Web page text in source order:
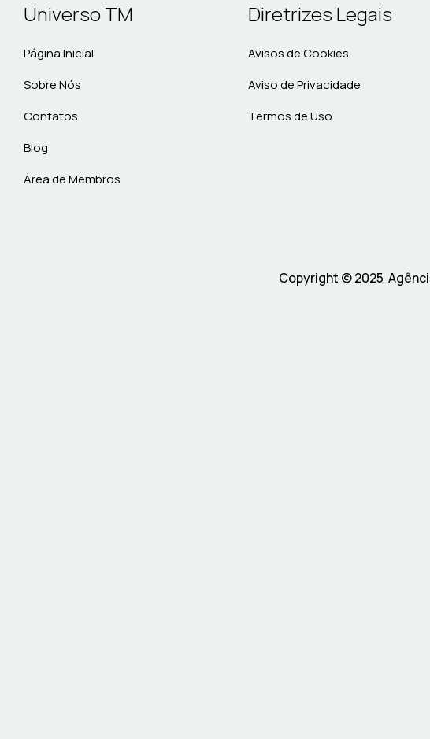
Universo TM
Página Inicial
Sobre Nós
Contatos
Blog
Área de Membros
Diretrizes Legais
Avisos de Cookies
Aviso de Privacidade
Termos de Uso
Copyright © 2025